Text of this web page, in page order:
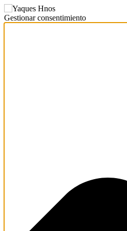
Gestionar consentimiento